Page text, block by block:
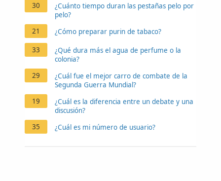
30
¿Cuánto tiempo duran las pestañas pelo por
pelo?
21
¿Cómo preparar purin de tabaco?
33
¿Qué dura más el agua de perfume o la
colonia?
29
¿Cuál fue el mejor carro de combate de la
Segunda Guerra Mundial?
19
¿Cuál es la diferencia entre un debate y una
discusión?
35
¿Cuál es mi número de usuario?